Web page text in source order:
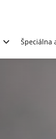
Špeciálna